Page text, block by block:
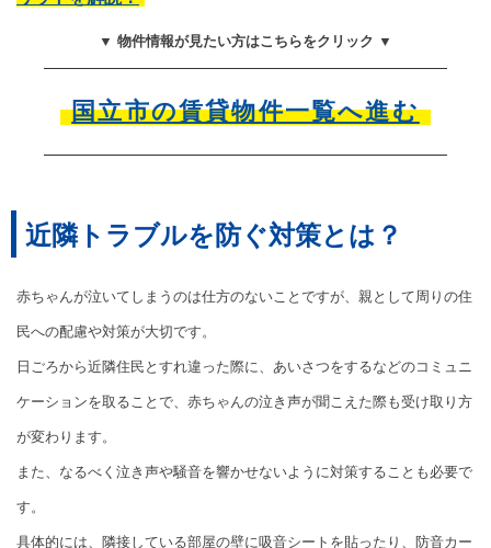
▼ 物件情報が見たい方はこちらをクリック ▼
国立市の賃貸物件一覧へ進む
近隣トラブルを防ぐ対策とは？
赤ちゃんが泣いてしまうのは仕方のないことですが、親として周りの住
民への配慮や対策が大切です。
日ごろから近隣住民とすれ違った際に、あいさつをするなどのコミュニ
ケーションを取ることで、赤ちゃんの泣き声が聞こえた際も受け取り方
が変わります。
また、なるべく泣き声や騒音を響かせないように対策することも必要で
す。
具体的には、隣接している部屋の壁に吸音シートを貼ったり、防音カー